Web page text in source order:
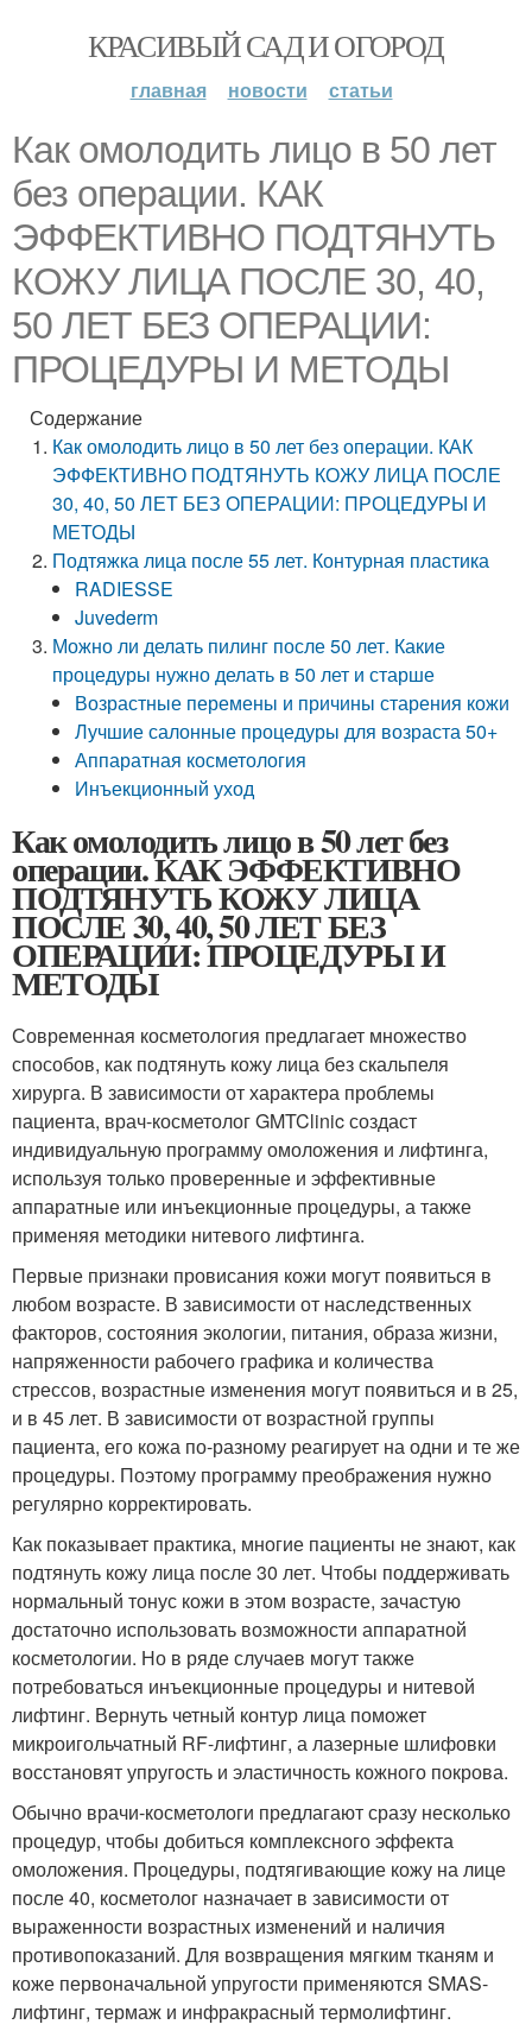
КРАСИВЫЙ САД И ОГОРОД
главная новости статьи
Как омолодить лицо в 50 лет
без операции. КАК
ЭФФЕКТИВНО ПОДТЯНУТЬ
КОЖУ ЛИЦА ПОСЛЕ 30, 40,
50 ЛЕТ БЕЗ ОПЕРАЦИИ:
ПРОЦЕДУРЫ И МЕТОДЫ
Содержание
Как омолодить лицо в 50 лет без операции. КАК
ЭФФЕКТИВНО ПОДТЯНУТЬ КОЖУ ЛИЦА ПОСЛЕ
30, 40, 50 ЛЕТ БЕЗ ОПЕРАЦИИ: ПРОЦЕДУРЫ И
МЕТОДЫ
Подтяжка лица после 55 лет. Контурная пластика
RADIESSE
Juvederm
Можно ли делать пилинг после 50 лет. Какие
процедуры нужно делать в 50 лет и старше
Возрастные перемены и причины старения кожи
Лучшие салонные процедуры для возраста 50+
Аппаратная косметология
Инъекционный уход
Как омолодить лицо в 50 лет без
операции. КАК ЭФФЕКТИВНО
ПОДТЯНУТЬ КОЖУ ЛИЦА
ПОСЛЕ 30, 40, 50 ЛЕТ БЕЗ
ОПЕРАЦИИ: ПРОЦЕДУРЫ И
МЕТОДЫ
Современная косметология предлагает множество
способов, как подтянуть кожу лица без скальпеля
хирурга. В зависимости от характера проблемы
пациента, врач-косметолог GMTClinic создаст
индивидуальную программу омоложения и лифтинга,
используя только проверенные и эффективные
аппаратные или инъекционные процедуры, а также
применяя методики нитевого лифтинга.
Первые признаки провисания кожи могут появиться в
любом возрасте. В зависимости от наследственных
факторов, состояния экологии, питания, образа жизни,
напряженности рабочего графика и количества
стрессов, возрастные изменения могут появиться и в 25,
и в 45 лет. В зависимости от возрастной группы
пациента, его кожа по-разному реагирует на одни и те же
процедуры. Поэтому программу преображения нужно
регулярно корректировать.
Как показывает практика, многие пациенты не знают, как
подтянуть кожу лица после 30 лет. Чтобы поддерживать
нормальный тонус кожи в этом возрасте, зачастую
достаточно использовать возможности аппаратной
косметологии. Но в ряде случаев могут также
потребоваться инъекционные процедуры и нитевой
лифтинг. Вернуть четный контур лица поможет
микроигольчатный RF-лифтинг, а лазерные шлифовки
восстановят упругость и эластичность кожного покрова.
Обычно врачи-косметологи предлагают сразу несколько
процедур, чтобы добиться комплексного эффекта
омоложения. Процедуры, подтягивающие кожу на лице
после 40, косметолог назначает в зависимости от
выраженности возрастных изменений и наличия
противопоказаний. Для возвращения мягким тканям и
коже первоначальной упругости применяются SMAS-
лифтинг, термаж и инфракрасный термолифтинг.